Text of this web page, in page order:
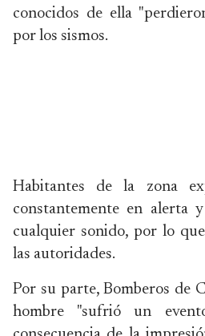
conocidos de ella
por los sismos.
Habitantes de la zona
constantemente en alerta
cualquier sonido, por lo
las autoridades.
Por su parte, Bomberos de
hombre "sufrió un